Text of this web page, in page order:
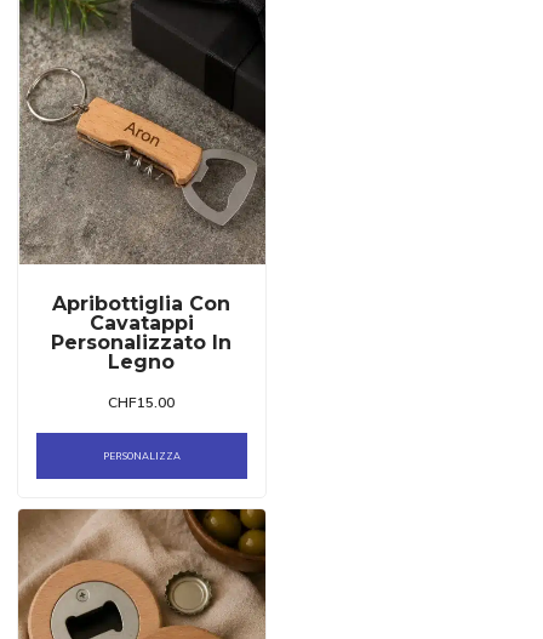
Apribottiglia Con
Cavatappi
Personalizzato In
Legno
CHF15.00
PERSONALIZZA